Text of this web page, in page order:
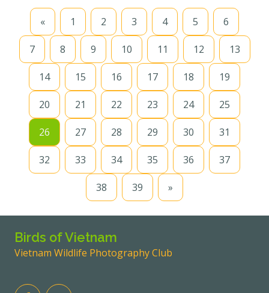
« 1 2 3 4 5 6
7 8 9 10 11 12 13
14 15 16 17 18 19
20 21 22 23 24 25
26 27 28 29 30 31
32 33 34 35 36 37
38 39 »
Birds of Vietnam
Vietnam Wildlife Photography Club